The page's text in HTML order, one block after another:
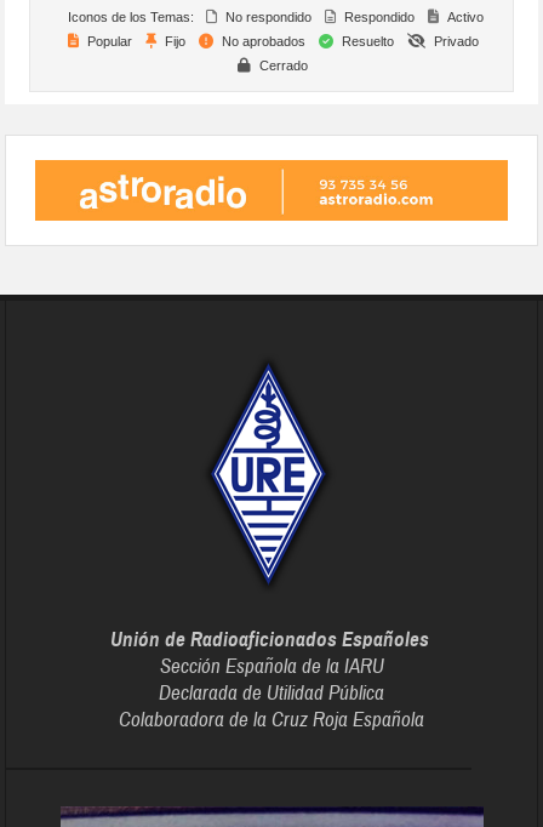
Iconos de los Temas: No respondido Respondido
Activo
Popular
Fijo No aprobados Resuelto
Privado
Cerrado
Unión de Radioaficionados Españoles
Sección Española de la IARU
Declarada de Utilidad Pública
Colaboradora de la Cruz Roja Española